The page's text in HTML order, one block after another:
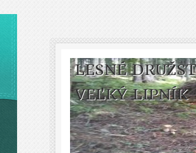
LESNÉ
VEĽKÝ LIPNÍK